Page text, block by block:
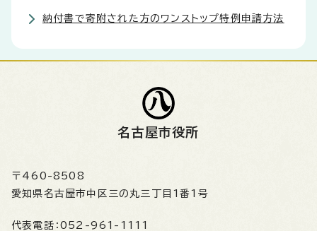
納付書で寄附された方のワンストップ特例申請方法
名古屋市役所
〒460-8508
愛知県名古屋市中区三の丸三丁目1番1号
代表電話： 052-961-1111